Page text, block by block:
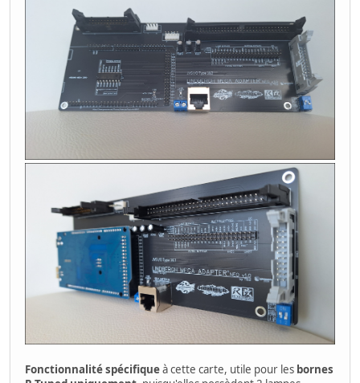
Fonctionnalité spécifiqueà cette carte, utile pour les bornes